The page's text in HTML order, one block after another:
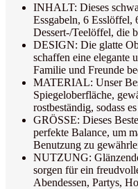
INHALT: Dieses
Essgabeln, 6 Esslöffel,
Dessert-/Teelöffel, die
DESIGN: Die glatte
schaffen eine elegante
Familie und Freunde
MATERIAL: Unser
Spiegeloberfläche,
rostbeständig, sodass
GRÖSSE: Dieses
perfekte Balance, um
Benutzung zu
NUTZUNG:
sorgen für ein
Abendessen, Partys,